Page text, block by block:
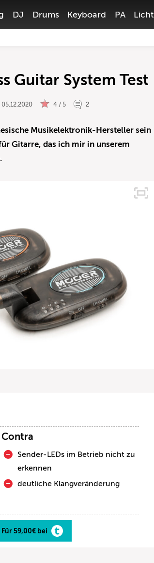
DJ Drums Keyboard PA Licht
Guitar System Test
05.12.2020 4 / 5 2
Musikelektronik-Hersteller sein
Gitarre, das ich mir in unserem
Contra
Sender-LEDs im Betrieb nicht zu
erkennen
deutliche Klangveränderung
59,00€ bei